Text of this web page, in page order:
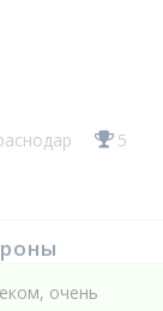
5
очень